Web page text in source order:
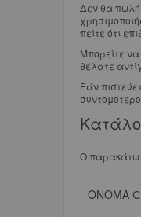
Δεν θα
πείτε ότι
Μπορείτε
θέλατε
Εάν
Ο παρακάτω
ΌΝΟΜΑ